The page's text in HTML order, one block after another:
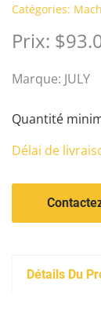
Catégories:
Prix:
Marque: JULY
Quantité
Délai de
Détails Du